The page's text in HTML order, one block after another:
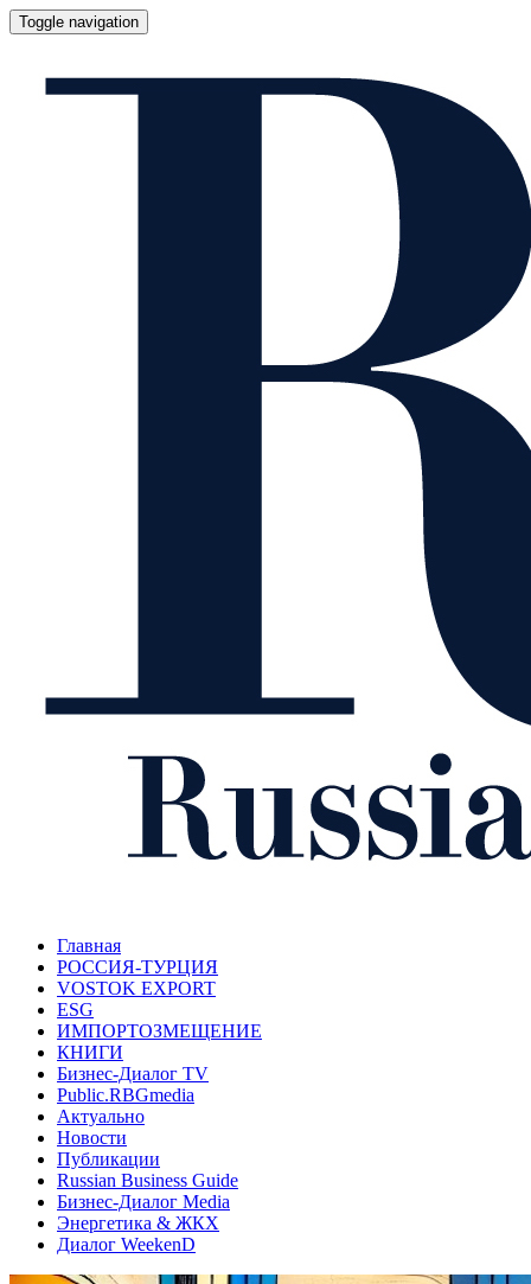
Toggle navigation
Главная
РОССИЯ-ТУРЦИЯ
VOSTOK EXPORT
ESG
ИМПОРТОЗМЕЩЕНИЕ
КНИГИ
Бизнес-Диалог TV
Public.RBGmedia
Актуально
Новости
Публикации
Russian Business Guide
Бизнес-Диалог Media
Энергетика & ЖКХ
Диалог WeekenD